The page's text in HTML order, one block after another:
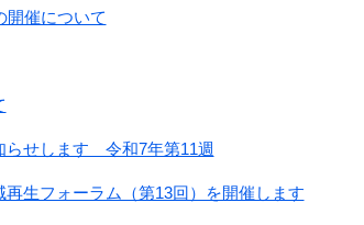
開催について
らせします 令和7年第11週
生フォーラム（第13回）を開催します